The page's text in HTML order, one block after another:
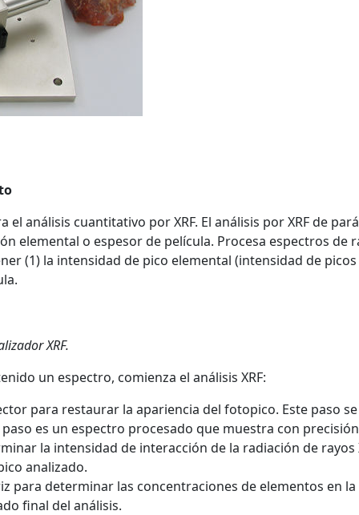
análisis cuantitativo por XRF. El análisis por XRF de
elemental o espesor de película. Procesa espectros de
(1) la intensidad de pico elemental (intensidad de
XRF.
un espectro, comienza el análisis XRF:
para restaurar la apariencia del fotopico. Este paso
es un espectro procesado que muestra con
la intensidad de interacción de la radiación de rayos
analizado.
para determinar las concentraciones de elementos en
final del análisis.